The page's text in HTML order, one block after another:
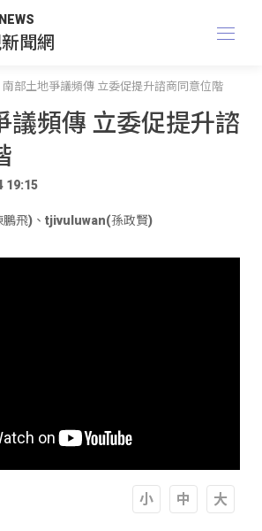
聞網
南部土地爭議頻傳 立委促提升諮商同意位階
議頻傳 立委促提升諮
19:15
飛) 、 tjivuluwan(孫政賢)